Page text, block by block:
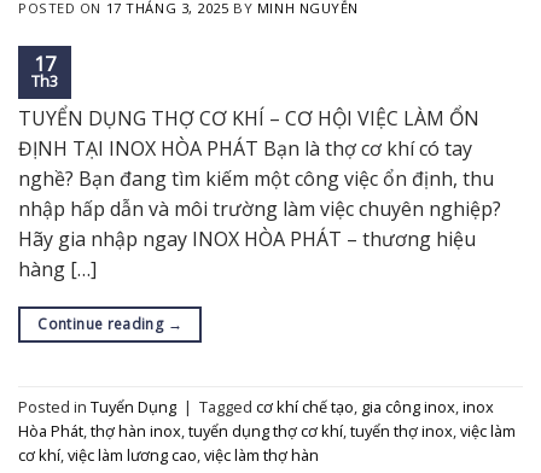
POSTED ON 17 THÁNG 3, 2025 BY MINH NGUYỄN
17
Th3
TUYỂN DỤNG THỢ CƠ KHÍ – CƠ HỘI VIỆC LÀM ỔN
ĐỊNH TẠI INOX HÒA PHÁT Bạn là thợ cơ khí có tay
nghề? Bạn đang tìm kiếm một công việc ổn định, thu
nhập hấp dẫn và môi trường làm việc chuyên nghiệp?
Hãy gia nhập ngay INOX HÒA PHÁT – thương hiệu
hàng […]
Continue reading →
Posted in Tuyển Dụng | Tagged cơ khí chế tạo, gia công inox,inox
Hòa Phát,thợ hàn inox,tuyển dụng thợ cơ khí,tuyển thợ inox,việc làm
cơ khí,việc làm lương cao,việc làm thợ hàn